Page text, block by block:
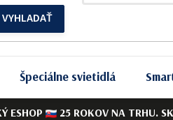
ESHOP 25 ROKOV NA TRHU.
Špeciálne svietidlá